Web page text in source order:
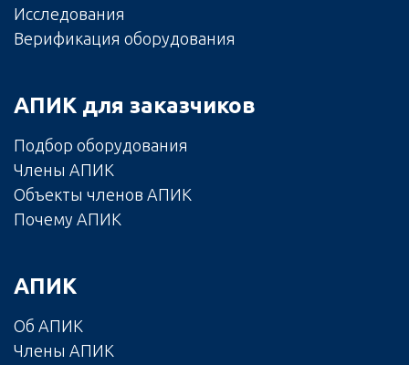
Исследования
Верификация оборудования
АПИК для заказчиков
Подбор оборудования
Члены АПИК
Объекты членов АПИК
Почему АПИК
АПИК
Об АПИК
Члены АПИК